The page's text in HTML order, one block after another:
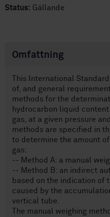
Status: Gällande
Omfattning
This International
of, and general
methods for the
hydrocarbon liquid
gas, at a given pressure
methods are specified in
to determine the amount
gas:
-- Method A: a manual
-- Method B: an indirect
based on the indication of
caused by the
vertical tube.
The manual weighing